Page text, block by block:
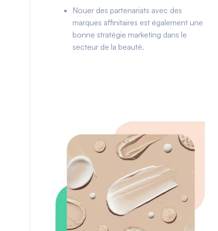
Nouer des partenariats avec des
marques affinitaires est également une
bonne stratégie marketing dans le
secteur de la beauté.